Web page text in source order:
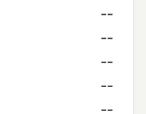
--
--
--
--
--